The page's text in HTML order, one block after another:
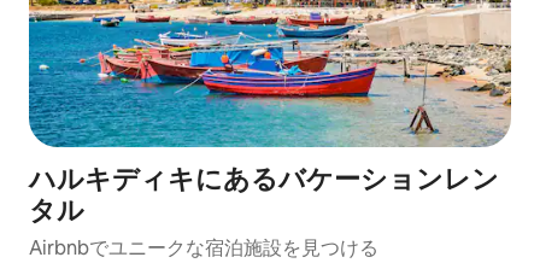
ハルキディキにあるバケーションレン
タル
Airbnbでユニークな宿泊施設を見つける